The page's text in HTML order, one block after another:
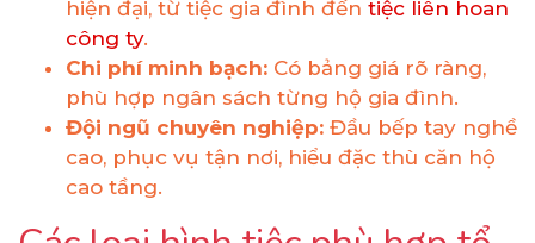
hiện đại, từ tiệc gia đình đến tiệc liên hoan
công ty.
Chi phí minh bạch: Có bảng giá rõ ràng,
phù hợp ngân sách từng hộ gia đình.
Đội ngũ chuyên nghiệp: Đầu bếp tay nghề
cao, phục vụ tận nơi, hiểu đặc thù căn hộ
cao tầng.